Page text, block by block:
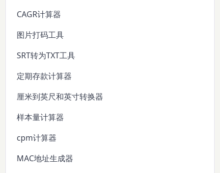
CAGR计算器
图片打码工具
SRT转为TXT工具
定期存款计算器
厘米到英尺和英寸转换器
样本量计算器
cpm计算器
MAC地址生成器